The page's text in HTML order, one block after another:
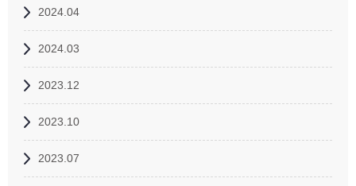
2024.04
2024.03
2023.12
2023.10
2023.07